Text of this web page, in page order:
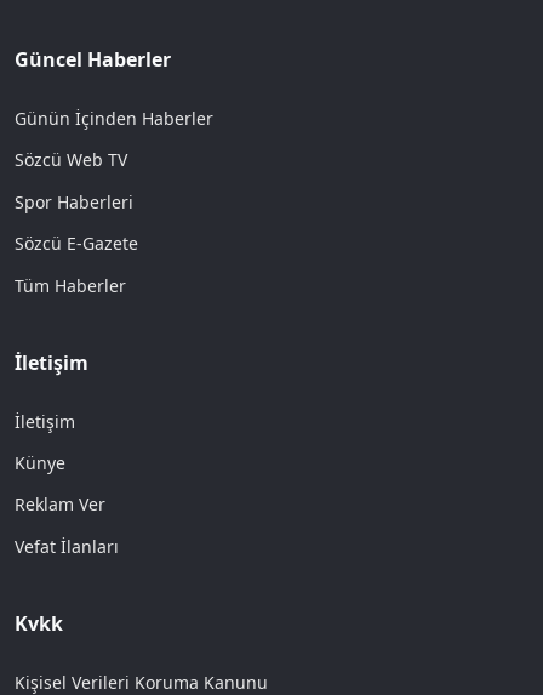
Güncel Haberler
Günün İçinden Haberler
Sözcü Web TV
Spor Haberleri
Sözcü E-Gazete
Tüm Haberler
İletişim
İletişim
Künye
Reklam Ver
Vefat İlanları
Kvkk
Kişisel Verileri Koruma Kanunu